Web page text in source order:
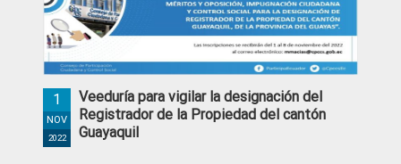
Veeduría para vigilar la designación del
Registrador de la Propiedad del cantón
Guayaquil
1
NOV
2022